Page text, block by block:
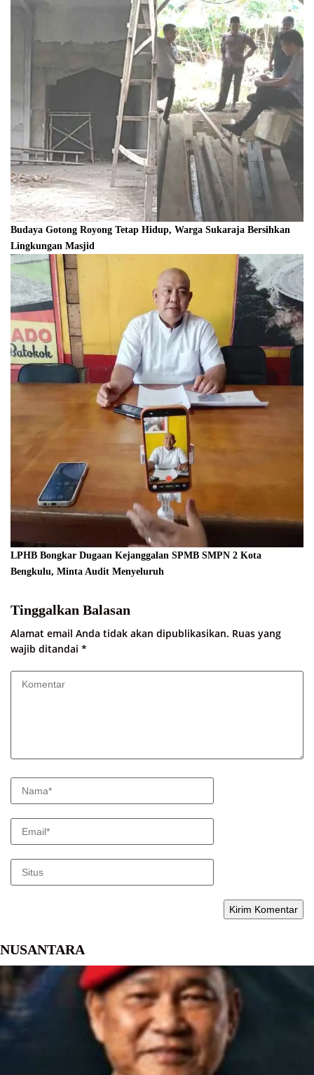
Budaya Gotong Royong Tetap Hidup, Warga Sukaraja Bersihkan
Lingkungan Masjid
LPHB Bongkar Dugaan Kejanggalan SPMB SMPN 2 Kota
Bengkulu, Minta Audit Menyeluruh
Tinggalkan Balasan
Alamat email Anda tidak akan dipublikasikan. Ruas yang
wajib ditandai *
NUSANTARA